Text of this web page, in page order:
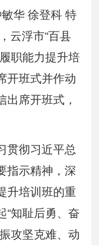
华 徐登科 特
云浮市“百县
职能力提升培
开班式并作动
出席开班式，
彻习近平总
指示精神，深
升培训班的重
“知耻后勇、奋
攻坚克难、动